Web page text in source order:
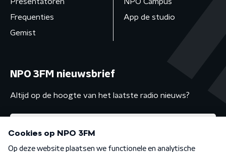
Frequenties
Gemist
App de studio
NPO 3FM nieuwsbrief
Altijd op de hoogte van het laatste radio nieuws?